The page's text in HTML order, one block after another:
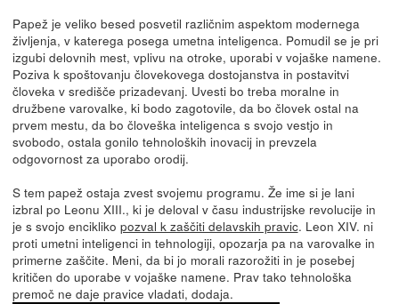
Papež je veliko besed posvetil različnim aspektom modernega
življenja, v katerega posega umetna inteligenca. Pomudil se je pri
izgubi delovnih mest, vplivu na otroke, uporabi v vojaške namene.
Poziva k spoštovanju človekovega dostojanstva in postavitvi
človeka v središče prizadevanj. Uvesti bo treba moralne in
družbene varovalke, ki bodo zagotovile, da bo človek ostal na
prvem mestu, da bo človeška inteligenca s svojo vestjo in
svobodo, ostala gonilo tehnoloških inovacij in prevzela
odgovornost za uporabo orodij.
S tem papež ostaja zvest svojemu programu. Že ime si je lani
izbral po Leonu XIII., ki je deloval v času industrijske revolucije in
je s svojo encikliko pozval k zaščiti delavskih pravic. Leon XIV. ni
proti umetni inteligenci in tehnologiji, opozarja pa na varovalke in
primerne zaščite. Meni, da bi jo morali razorožiti in je posebej
kritičen do uporabe v vojaške namene. Prav tako tehnološka
premoč ne daje pravice vladati, dodaja.